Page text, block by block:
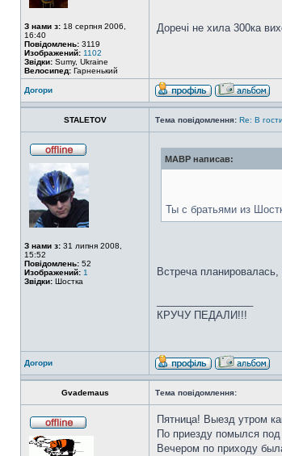
З нами з: 18 серпня 2006,
16:40
Повідомлень: 3119
Изображений: 1102
Звідки: Sumy, Ukraine
Велосипед: Гарненький
Доречі не хила 300ка
Догори
STALETOV Тема повідомлення: Re: В
З нами з: 31 липня 2008,
15:52
Повідомлень: 52
Изображений: 1
Звідки: Шостка
MABP написав:
Ты с братьями из
Встреча
КРУЧУ ПЕДАЛИ!!!
Догори
Gvademaus Тема повідомлення:
Пятница! Выезд утром
По приезду помылся
Вечером по приходу